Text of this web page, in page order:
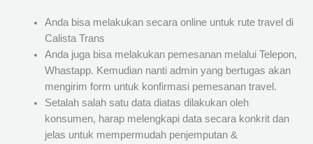
Anda bisa melakukan secara online untuk rute travel di
Calista Trans
Anda juga bisa melakukan pemesanan melalui Telepon,
Whastapp. Kemudian nanti admin yang bertugas akan
mengirim form untuk konfirmasi pemesanan travel.
Setalah salah satu data diatas dilakukan oleh
konsumen, harap melengkapi data secara konkrit dan
jelas untuk mempermudah penjemputan &